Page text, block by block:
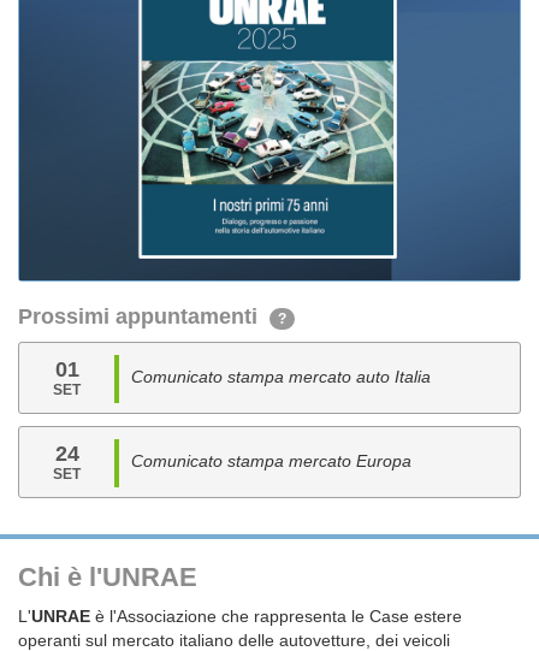
Prossimi appuntamenti ?
01
SET
Comunicato stampa mercato auto Italia
24
SET
Comunicato stampa mercato Europa
Chi è l'UNRAE
L'UNRAE è l'Associazione che rappresenta le Case estere
operanti sul mercato italiano delle autovetture, dei veicoli